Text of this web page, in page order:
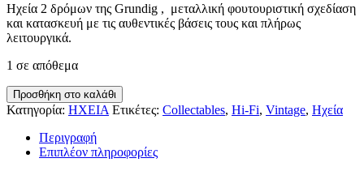
Ηχεία 2 δρόμων της Grundig , μεταλλική φουτουριστική σχεδίαση
και κατασκευή με τις αυθεντικές βάσεις τους και πλήρως
λειτουργικά.
1 σε απόθεμα
GRUNDIG
AUDIORAMA
ποσότητα
Προσθήκη στο καλάθι
Κατηγορία: ΗΧΕΙΑ Ετικέτες: Collectables, Hi-Fi, Vintage, Ηχεία
Περιγραφή
Επιπλέον πληροφορίες